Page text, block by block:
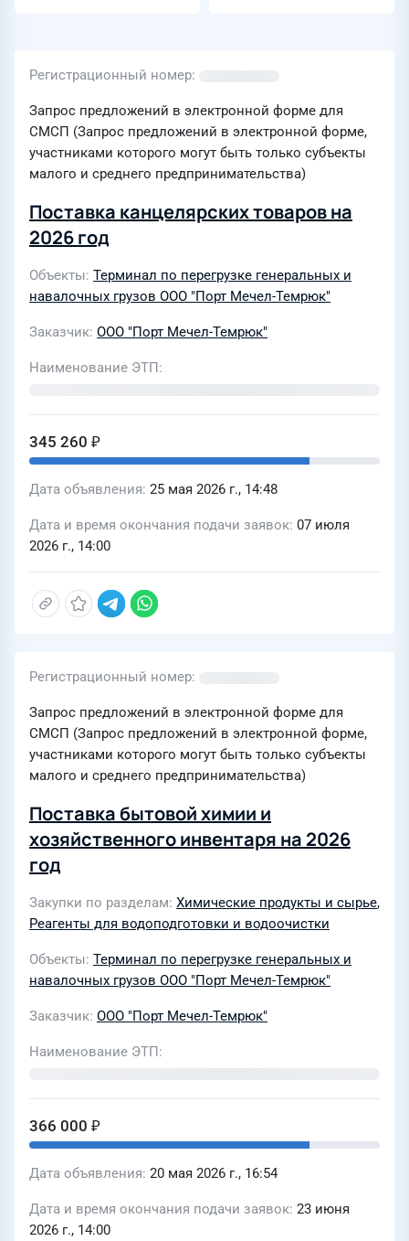
Регистрационный номер
Запрос предложений в электронной форме для
СМСП (Запрос предложений в электронной форме,
участниками которого могут быть только субъекты
малого и среднего предпринимательства)
Поставка канцелярских товаров на
2026 год
Объекты Терминал по перегрузке генеральных и
навалочных грузов ООО "Порт Мечел-Темрюк"
Заказчик ООО "Порт Мечел-Темрюк"
Наименование ЭТП
345 260 ₽
Дата объявления 25 мая 2026 г., 14:48
Дата и время окончания подачи заявок 07 июля
2026 г., 14:00
Регистрационный номер
Запрос предложений в электронной форме для
СМСП (Запрос предложений в электронной форме,
участниками которого могут быть только субъекты
малого и среднего предпринимательства)
Поставка бытовой химии и
хозяйственного инвентаря на 2026
год
Закупки по разделам Химические продукты и сырье,
Реагенты для водоподготовки и водоочистки
Объекты Терминал по перегрузке генеральных и
навалочных грузов ООО "Порт Мечел-Темрюк"
Заказчик ООО "Порт Мечел-Темрюк"
Наименование ЭТП
366 000 ₽
Дата объявления 20 мая 2026 г., 16:54
Дата и время окончания подачи заявок 23 июня
2026 г., 14:00